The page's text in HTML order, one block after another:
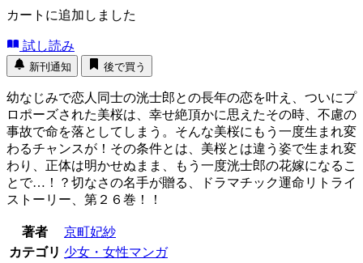
カートに追加しました
試し読み
新刊通知 後で買う
幼なじみで恋人同士の洸士郎との長年の恋を叶え、ついにプ
ロポーズされた美桜は、幸せ絶頂かに思えたその時、不慮の
事故で命を落としてしまう。そんな美桜にもう一度生まれ変
わるチャンスが！その条件とは、美桜とは違う姿で生まれ変
わり、正体は明かせぬまま、もう一度洸士郎の花嫁になるこ
とで…！？切なさの名手が贈る、ドラマチック運命リトライ
ストーリー、第２６巻！！
著者
京町妃紗
カテゴリ 少女・女性マンガ